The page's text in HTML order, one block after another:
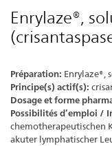
Enrylaze®,
Préparation: Enrylaze®,
Principe(s) actif(s):
Dosage et forme
Possibilités d’emploi /
chemotherapeutischen
akuter lymphatischer